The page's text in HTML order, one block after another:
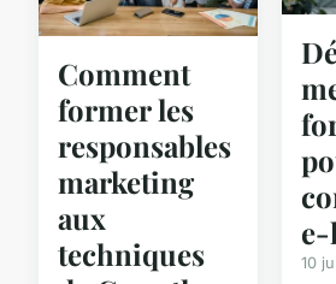
Comment
former les
responsables
marketing
aux
techniques
10